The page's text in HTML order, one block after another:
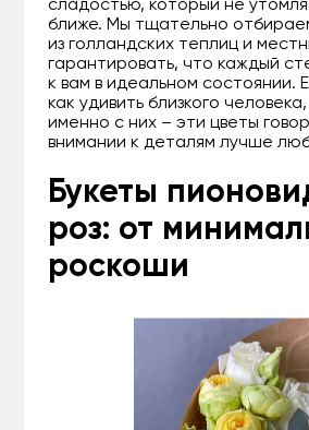
сладостью, который не
ближе. Мы тщательно
из голландских теплиц и
гарантировать, что каждый
к вам в идеальном состоянии.
как удивить близкого
именно с них – эти цветы
внимании к деталям лучше
Букеты
роз: от
роскоши